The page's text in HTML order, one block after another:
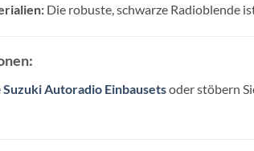
Die robuste, schwarze Radioblende
Suzuki Autoradio Einbausetsoder stöbern